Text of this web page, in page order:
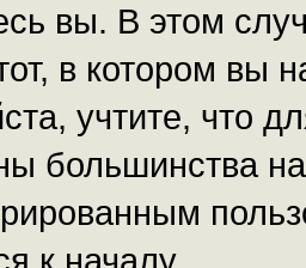
вы. В этом
в котором вы
учтите, что
большинства